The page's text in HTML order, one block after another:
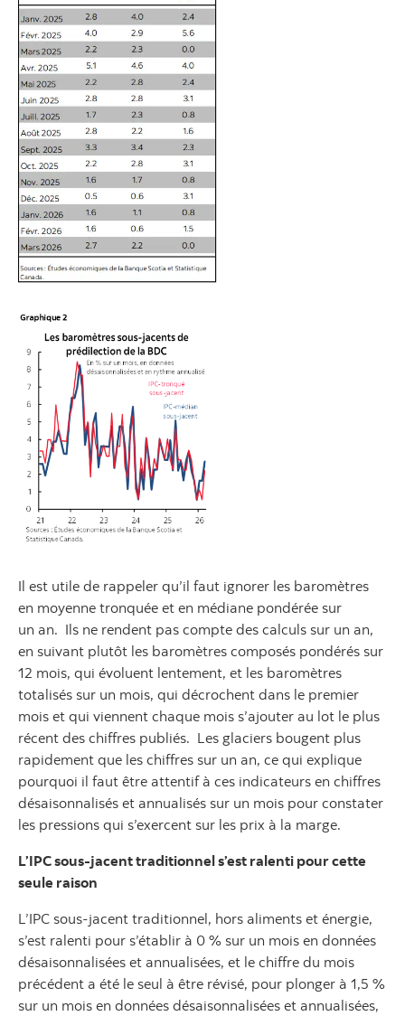
Il est utile de rappeler qu’il faut ignorer les baromètres
en moyenne tronquée et en médiane pondérée sur
un an. Ils ne rendent pas compte des calculs sur un an,
en suivant plutôt les baromètres composés pondérés sur
12 mois, qui évoluent lentement, et les baromètres
totalisés sur un mois, qui décrochent dans le premier
mois et qui viennent chaque mois s’ajouter au lot le plus
récent des chiffres publiés. Les glaciers bougent plus
rapidement que les chiffres sur un an, ce qui explique
pourquoi il faut être attentif à ces indicateurs en chiffres
désaisonnalisés et annualisés sur un mois pour constater
les pressions qui s’exercent sur les prix à la marge.
L’IPC sous-jacent traditionnel s’est ralenti pour cette
seule raison
L’IPC sous-jacent traditionnel, hors aliments et énergie,
s’est ralenti pour s’établir à 0 % sur un mois en données
désaisonnalisées et annualisées, et le chiffre du mois
précédent a été le seul à être révisé, pour plonger à 1,5 %
sur un mois en données désaisonnalisées et annualisées,